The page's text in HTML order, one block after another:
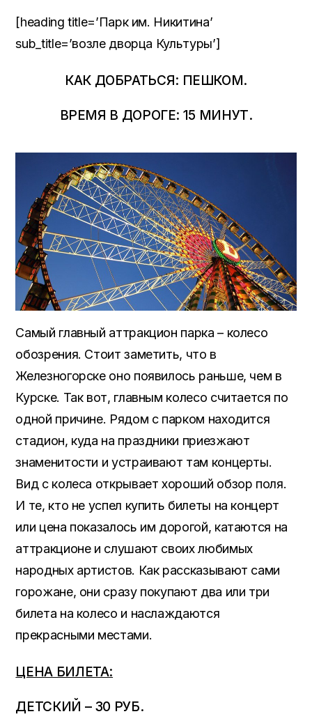
[heading title=’Парк им. Никитина’
sub_title=’возле дворца Культуры’]
КАК ДОБРАТЬСЯ: ПЕШКОМ.
ВРЕМЯ В ДОРОГЕ: 15 МИНУТ.
Самый главный аттракцион парка – колесо
обозрения. Стоит заметить, что в
Железногорске оно появилось раньше, чем в
Курске. Так вот, главным колесо считается по
одной причине. Рядом с парком находится
стадион, куда на праздники приезжают
знаменитости и устраивают там концерты.
Вид с колеса открывает хороший обзор поля.
И те, кто не успел купить билеты на концерт
или цена показалось им дорогой, катаются на
аттракционе и слушают своих любимых
народных артистов. Как рассказывают сами
горожане, они сразу покупают два или три
билета на колесо и наслаждаются
прекрасными местами.
ЦЕНА БИЛЕТА:
ДЕТСКИЙ – 30 РУБ.